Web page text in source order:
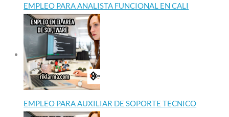
EMPLEO PARA ANALISTA FUNCIONAL EN CALI
EMPLEO PARA AUXILIAR DE SOPORTE TECNICO